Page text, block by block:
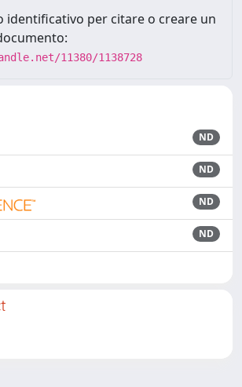
identificativo per citare o creare un
11380/1138728
ND
ND
ND
ND